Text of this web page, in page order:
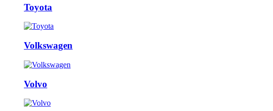
Toyota
Volkswagen
Volvo